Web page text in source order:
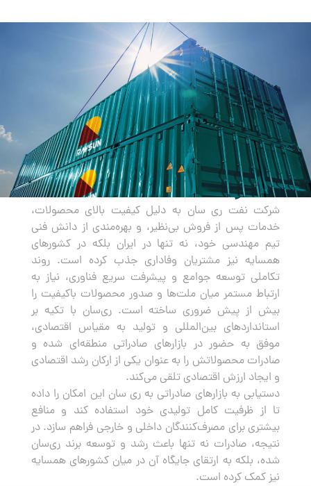
صادرات
شرکت نفت ری سان به دلیل کیفیت بالای محصولات،
خدمات پس از فروش بی‌نظیر، و بهره‌مندی از دانش فنی
تیم مهندسی خود، نه تنها در ایران بلکه در کشورهای
همسایه نیز مشتریان وفاداری جذب کرده است. روند
تکاملی توسعه جوامع و پیشرفت سریع فناوری، نیاز به
ارتباط مستمر میان ملت‌ها و صدور محصولات باکیفیت را
بیش از پیش ضروری ساخته است. ری‌سان با تکیه بر
استانداردهای بین‌المللی و تولید به مقیاس اقتصادی،
موفق به حضور در بازارهای صادراتی منطقه‌ای شده و
صادرات محصولاتش را به عنوان یکی از ارکان رشد اقتصادی
و ایجاد ارزش اقتصادی تلقی می‌کند.
دستیابی به بازارهای صادراتی به ری سان این امکان را داده
تا از ظرفیت کامل تولیدی خود استفاده کند و منافع
بیشتری برای مصرف‌کنندگان داخلی و خارجی فراهم سازد. در
نتیجه، صادرات نه تنها باعث رشد و توسعه برند ری‌سان
شده، بلکه به ارتقای جایگاه آن در میان کشورهای همسایه
نیز کمک کرده است.